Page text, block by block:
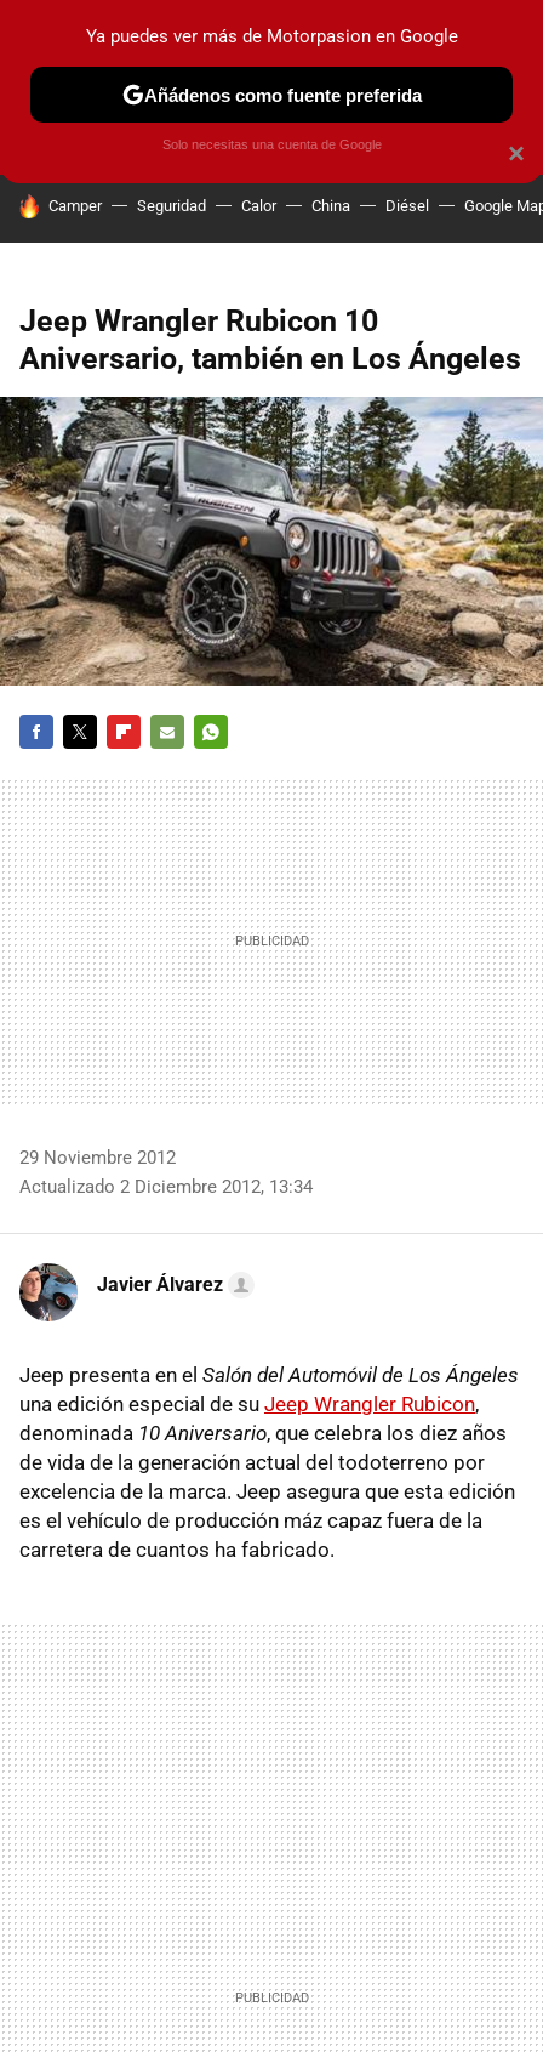
PRUEBAS COCHES ELÉCTRICOS OBSERVATORIO
HOY SE HABLA DE
Camper Seguridad Calor China Diésel Google
Jeep Wrangler Rubicon 10
Aniversario, también en Los Ángeles
MAIL
29 Noviembre 2012
Actualizado 2 Diciembre 2012, 13:34
Javier Álvarez
Jeep presenta en el Salón del Automóvil de Los Ángeles
una edición especial de su Jeep Wrangler Rubicon,
denominada 10 Aniversario, que celebra los diez años
de vida de la generación actual del todoterreno por
excelencia de la marca. Jeep asegura que esta edición
es el vehículo de producción máz capaz fuera de la
carretera de cuantos ha fabricado.
×
Ya puedes ver más de Motorpasion en Google
Añádenos como fuente preferida
Solo necesitas una cuenta de Google